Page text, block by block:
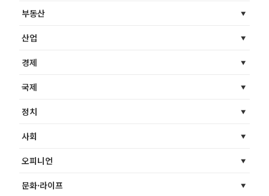
부동산
산업
경제
국제
정치
사회
오피니언
문화·라이프